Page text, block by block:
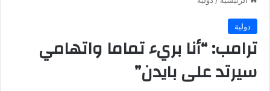
دولية
ترامب: “أنا بريء تماما واتهامي
سيرتد على بايدن”